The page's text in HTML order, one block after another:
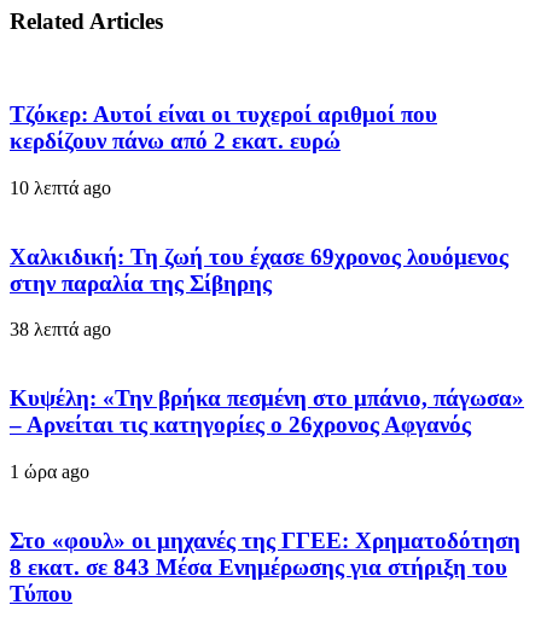
Related Articles
Τζόκερ: Αυτοί είναι οι τυχεροί αριθμοί που
κερδίζουν πάνω από 2 εκατ. ευρώ
10 λεπτά ago
Χαλκιδική: Τη ζωή του έχασε 69χρονος λουόμενος
στην παραλία της Σίβηρης
38 λεπτά ago
Κυψέλη: «Την βρήκα πεσμένη στο μπάνιο, πάγωσα»
– Αρνείται τις κατηγορίες ο 26χρονος Αφγανός
1 ώρα ago
Στο «φουλ» οι μηχανές της ΓΓΕΕ: Χρηματοδότηση
8 εκατ. σε 843 Μέσα Ενημέρωσης για στήριξη του
Τύπου